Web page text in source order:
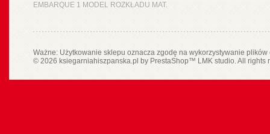
EMBARQUE 1 MODEL ROZKŁADU MAT.
Ważne: Użytkowanie sklepu oznacza zgodę na wykorzystywanie
© 2026 ksiegarniahiszpanska.pl by PrestaShop™ LMK studio. All rights